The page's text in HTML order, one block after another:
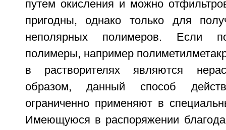
путем окисления и можно
пригодны, однако только для
неполярных полимеров. Если
полимеры, например
в растворителях являются
образом, данный способ
ограниченно применяют в
Имеющуюся в распоряжении